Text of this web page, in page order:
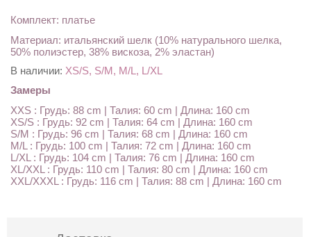
Комплект: платье
Материал: итальянский шелк (10% натурального шелка,
50% полиэстер, 38% вискоза, 2% эластан)
В наличии: XS/S, S/M, M/L, L/XL
Замеры
XXS : Грудь: 88 cm | Талия: 60 cm | Длина: 160 cm
XS/S : Грудь: 92 cm | Талия: 64 cm | Длина: 160 cm
S/M : Грудь: 96 cm | Талия: 68 cm | Длина: 160 cm
M/L : Грудь: 100 cm | Талия: 72 cm | Длина: 160 cm
L/XL : Грудь: 104 cm | Талия: 76 cm | Длина: 160 cm
XL/XXL : Грудь: 110 cm | Талия: 80 cm | Длина: 160 cm
XXL/XXXL : Грудь: 116 cm | Талия: 88 cm | Длина: 160 cm